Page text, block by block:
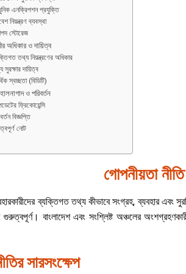
এনক্রিপশন প্রযুক্তি
নিয়ন্ত্রণ ব্যবস্থা
স্টোরেজ
অধিকার ও দায়িত্ব
তথ্য নিয়ন্ত্রণের অধিকার
সুরক্ষার দায়িত্ব
স্বচ্ছতা (বিডিটি)
ও পরিবর্তন
ফ্রিকোয়েন্সি
বিজ্ঞপ্তি
নোট
গোপনীয়তা
ব্যক্তিগত তথ্য কীভাবে সংগ্রহ, ব্যবহার এবং
বাংলাদেশ এবং সংশ্লিষ্ট অঞ্চলের
সারসংক্ষেপ